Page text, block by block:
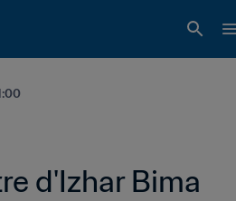
d'Izhar Bima